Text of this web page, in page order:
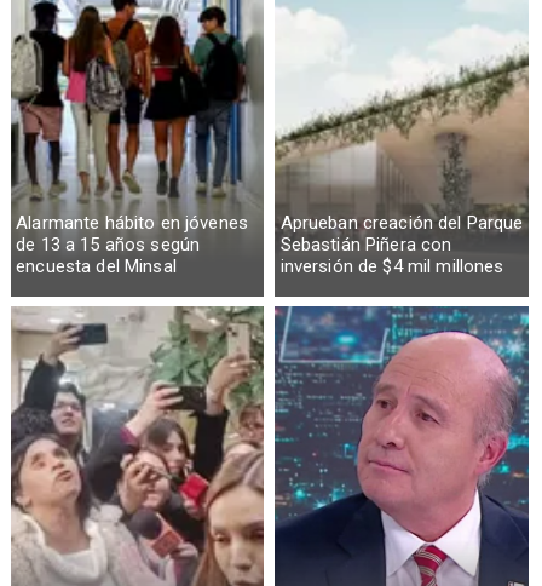
Alarmante hábito en jóvenes
de 13 a 15 años según
encuesta del Minsal
Aprueban creación del Parque
Sebastián Piñera con
inversión de $4 mil millones